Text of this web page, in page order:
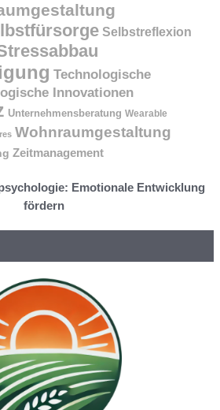
Selbstreflexion
Technologische
Innovationen
Unternehmensberatung Wearable
Wohnraumgestaltung
Zeitmanagement
Emotionale Entwicklung
fördern